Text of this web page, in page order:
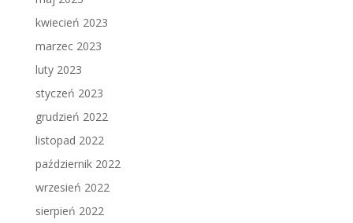
kwiecień 2023
marzec 2023
luty 2023
styczeń 2023
grudzień 2022
listopad 2022
październik 2022
wrzesień 2022
sierpień 2022